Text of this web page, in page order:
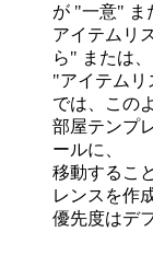
が "一意" ま
アイテムリ
ら" または、
"アイテムリ
では、この
部屋テンプ
ールに、
移動するこ
レンスを作
優先度はデ